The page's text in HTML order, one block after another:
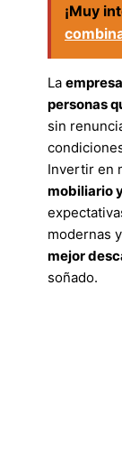
¡Muy
La
personas
sin
Invertir en
mobiliario
modernas
mejor
soñado.